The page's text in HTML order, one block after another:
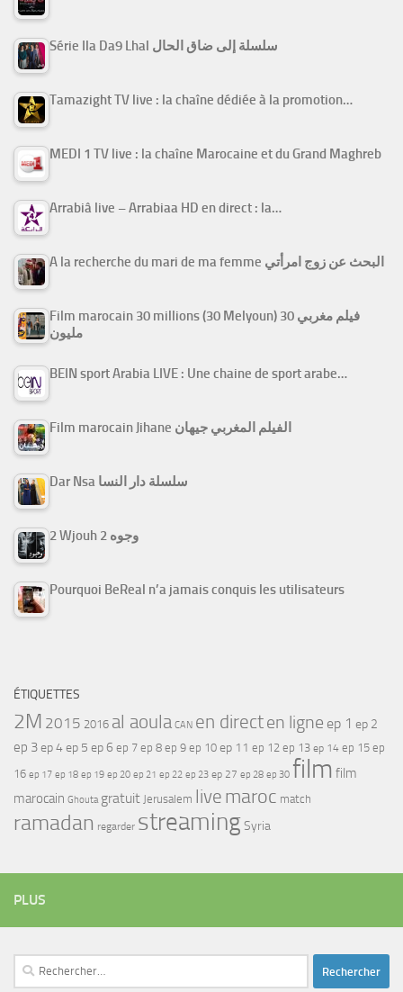
Série Ila Da9 Lhal سلسلة إلى ضاق الحال
Tamazight TV live : la chaîne dédiée à la promotion…
MEDI 1 TV live : la chaîne Marocaine et du Grand Maghreb
Arrabiâ live – Arrabiaa HD en direct : la…
A la recherche du mari de ma femme البحث عن زوج امرأتي
Film marocain 30 millions (30 Melyoun) فيلم مغربي 30
مليون
BEIN sport Arabia LIVE : Une chaine de sport arabe…
Film marocain Jihane الفيلم المغربي جيهان
Dar Nsa سلسلة دار النسا
2 Wjouh 2 وجوه
Pourquoi BeReal n’a jamais conquis les utilisateurs
ÉTIQUETTES
2M 2015 2016 al aoula CAN en directen ligne ep 1 ep 2
ep 3ep 4ep 5 ep 6 ep 7 ep 8 ep 9 ep 10 ep 11 ep 12 ep 13 ep 14 ep 15 ep
16 ep 17 ep 18 ep 19 ep 20 ep 21 ep 22 ep 23 ep 27 ep 28 ep 30 film film
marocain Ghouta gratuit Jerusalem live maroc match
ramadan regarder streamingSyria
PLUS
Rechercher :